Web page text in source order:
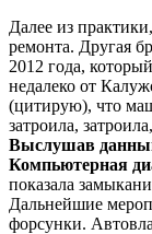
Далее из
ремонта. Другая
2012 года,
недалеко от
(цитирую), что
затроила,
Выслушав
Компьютерная
показала
Дальнейшие
форсунки.